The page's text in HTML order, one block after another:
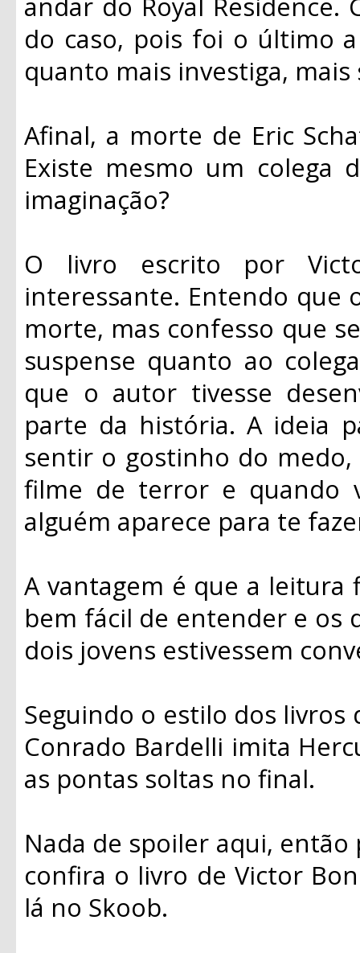
do caso, pois foi o último
quanto mais investiga,
Afinal, a morte de Eric
Existe mesmo um
imaginação?
O livro escrito por
interessante. Entendo que
morte, mas confesso que
suspense quanto ao
que o autor tivesse
parte da história. A ideia
sentir o gostinho do
filme de terror e quando
alguém aparece para te
A vantagem é que a
bem fácil de entender e os
dois jovens estivessem
Seguindo o estilo dos
Conrado Bardelli imita
as pontas soltas no final.
Nada de spoiler aqui,
confira o livro de Victor
lá no Skoob.